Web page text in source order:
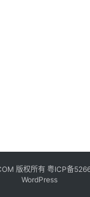
版权所有 粤ICP备
WordPress